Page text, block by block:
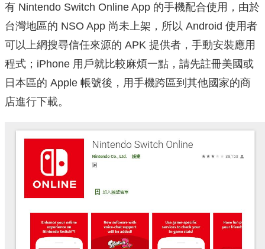
有 Nintendo Switch Online App 的手機配合使用，由於
台灣地區的 NSO App 尚未上架，所以 Android 使用者
可以上網搜尋信任來源的 APK 提供者，手動安裝應用
程式；iPhone 用戶就比較麻煩一點，請先註冊美國或
日本區的 Apple 帳號後，用手機跨區到其他國家的商
店進行下載。